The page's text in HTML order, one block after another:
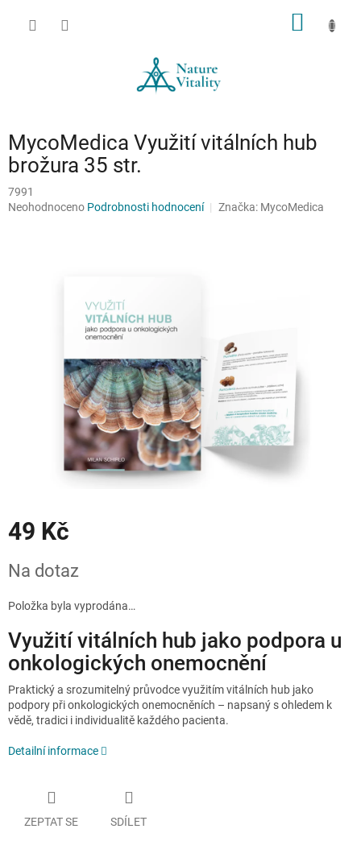
MycoMedica Využití vitálních hub
brožura 35 str.
7991
Průměrné
Neohodnoceno Podrobnosti hodnocení Značka: MycoMedica
49 Kč
cena:
Na dotaz
Položka byla vyprodána…
Využití vitálních hub jako podpora u
onkologických onemocnění
Praktický a srozumitelný průvodce využitím vitálních hub jako
podpory při onkologických onemocněních – napsaný s ohledem k
vědě, tradici i individualitě každého pacienta.
Detailní informace
ZEPTAT SE SDÍLET